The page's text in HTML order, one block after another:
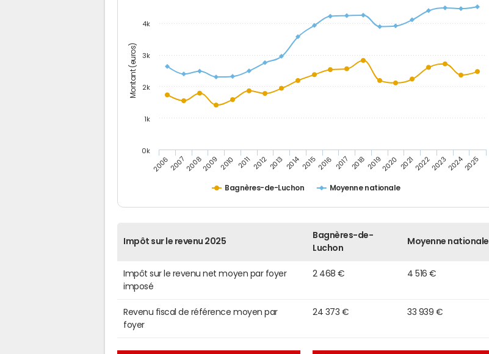
Montant (euros)
Bagnères-de-Luchon Moyenne nationale
20062007200820092010 2011 20122013 201420152016 2017 201820192020 20212022202320242025
0k
1k
2k
3k
4k
Impôt sur le revenu 2025
Bagnères-de-
Luchon
Moyenne nationale
Impôt sur le revenu net moyen par foyer
imposé
2 468 € 4 516 €
Revenu fiscal de référence moyen par
foyer
24 373 € 33 939 €